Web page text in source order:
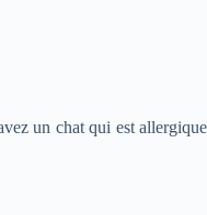
un chat qui est allergique